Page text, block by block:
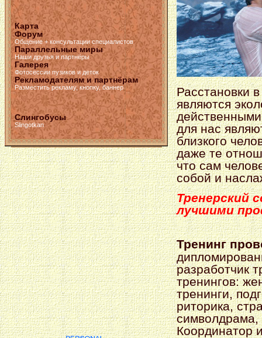
Карта
Форум
Общение + консультации специалистов
Параллельные миры
Наши друзья и партнёры
Галерея
Фотосессии пузиков и деток
Рекламодателям и партнёрам
Разместить рекламу, кнопку, баннер
Слингобусы
Slingotkan
Расстановки
являются
для нас
близкого
даже те
что сам
собой и
Тренерский
лучшими
Тренинг
разработчик
тренингов:
тренинги,
риторика,
символдрама,
Координатор